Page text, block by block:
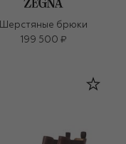
Шерстяные брюки
199 500 ₽